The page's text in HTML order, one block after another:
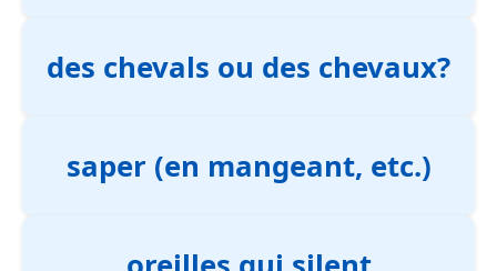
des chevals ou des chevaux?
saper (en mangeant, etc.)